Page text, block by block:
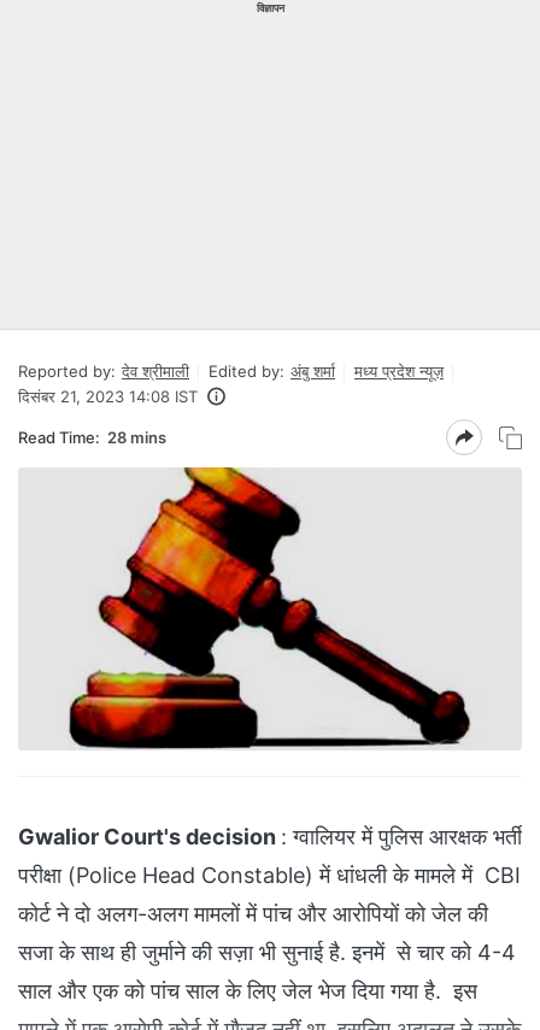
विज्ञापन
Reported by: देव श्रीमाली Edited by: अंबु शर्मा
मध्य प्रदेश न्यूज़
दिसंबर 21, 2023 14:08 IST
Read Time: 28 mins
Gwalior Court's decision : ग्वालियर में पुलिस आरक्षक भर्ती
परीक्षा (Police Head Constable) में धांधली के मामले में CBI
कोर्ट ने दो अलग-अलग मामलों में पांच और आरोपियों को जेल की
सजा के साथ ही जुर्माने की सज़ा भी सुनाई है. इनमें से चार को 4-4
साल और एक को पांच साल के लिए जेल भेज दिया गया है. इस